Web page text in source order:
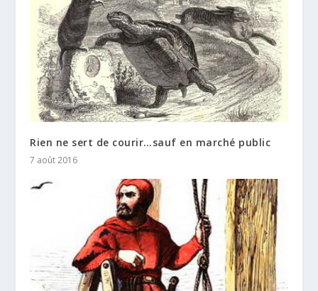
Rien ne sert de courir…sauf en marché public
7 août 2016